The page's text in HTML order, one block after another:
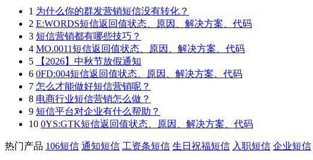
1 为什么你的群发营销短信没有转化？
2 E:WORDS短信返回值状态、原因、解决方案、代码
3 短信营销都有哪些技巧？
4 MO.0011短信返回值状态、原因、解决方案、代码
5
【2026】中秋节放假通知
6 0FD:004短信返回值状态、原因、解决方案、代码
7 怎么才能做好短信营销呢？
8 电商行业短信营销怎么做？
9 短信平台对企业有什么帮助？
10 0YS:GTK短信返回值状态、原因、解决方案、代码
热门产品 106短信 通知短信 工资条短信 生日祝福短信 入职短信 企业短信